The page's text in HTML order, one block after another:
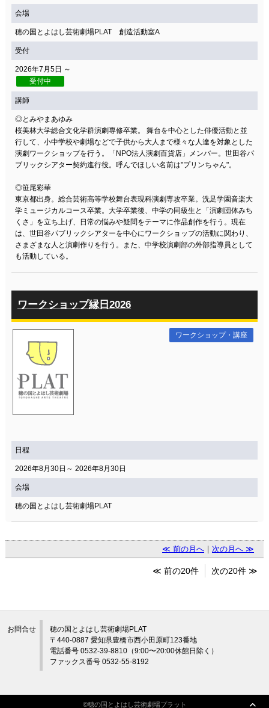
会場
穂の国とよはし芸術劇場PLAT 創造活動室A
受付
2026年7月5日 ～
受付中
講師
◎とみやまあゆみ
桜美林大学総合文化学群演劇専修卒業。 舞台を中心とした俳優活動と並
行して、小中学校や劇場などで子供から大人まで様々な人達を対象とした
演劇ワークショップを行う。「NPO法人演劇百貨店」メンバー。世田谷パ
ブリックシアター契約進行役。呼んでほしい名前は"プリンちゃん"。
◎笹尾彩華
東京都出身。総合芸術高等学校舞台表現科演劇専攻卒業。洗足学園音楽大
学ミュージカルコース卒業。大学卒業後、中学の同級生と「演劇団体みち
くさ」を立ち上げ、日常の悩みや疑問をテーマに作品創作を行う。現在
は、世田谷パブリックシアターを中心にワークショップの活動に関わり、
さまざまな人と演劇作りを行う。また、中学校演劇部の外部指導員として
も活動している。
ワークショップ縁日2026
ワークショップ・講座
日程
2026年8月30日～ 2026年8月30日
会場
穂の国とよはし芸術劇場PLAT
≪ 前の月へ ｜ 次の月へ ≫
≪ 前の20件 次の20件 ≫
お問合せ
穂の国とよはし芸術劇場PLAT
〒440-0887 愛知県豊橋市西小田原町123番地
電話番号 0532-39-8810（9:00〜20:00休館日除く）
ファックス番号 0532-55-8192
©穂の国とよはし芸術劇場プラット